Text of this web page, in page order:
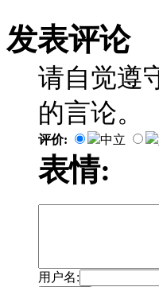
发表评论
请自觉遵
的言论。
评价: 中立
表情:
用户名: